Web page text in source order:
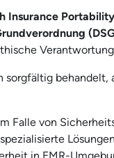
Insurance
sorgfältig
Falle von